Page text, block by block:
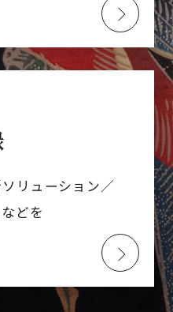
リューション／
どを